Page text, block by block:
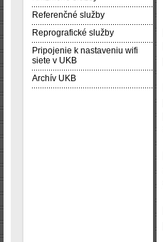
Referenčné služby
Reprografické služby
Pripojenie k nastaveniu wifi
siete v UKB
Archív UKB